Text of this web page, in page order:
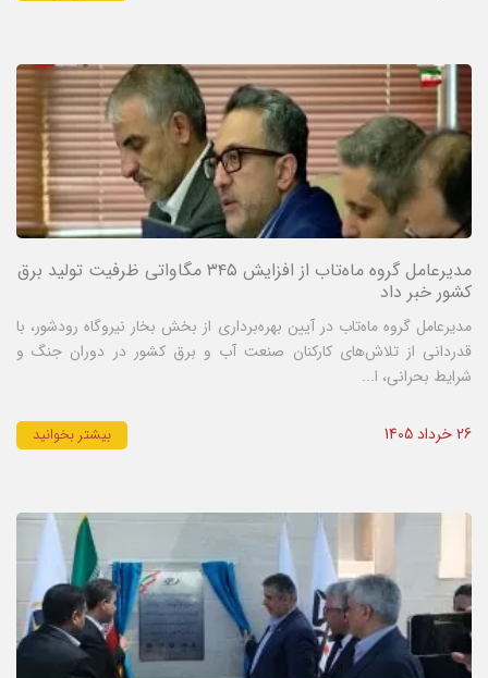
مدیرعامل گروه ماه‌تاب از افزایش ۳۴۵ مگاواتی ظرفیت تولید برق
کشور خبر داد
مدیرعامل گروه ماه‌تاب در آیین بهره‌برداری از بخش بخار نیروگاه رودشور، با
قدردانی از تلاش‌های کارکنان صنعت آب و برق کشور در دوران جنگ و
شرایط بحرانی، ا...
26 خرداد 1405 بیشتر بخوانید